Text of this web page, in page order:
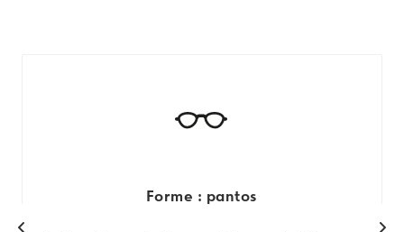
Forme : pantos